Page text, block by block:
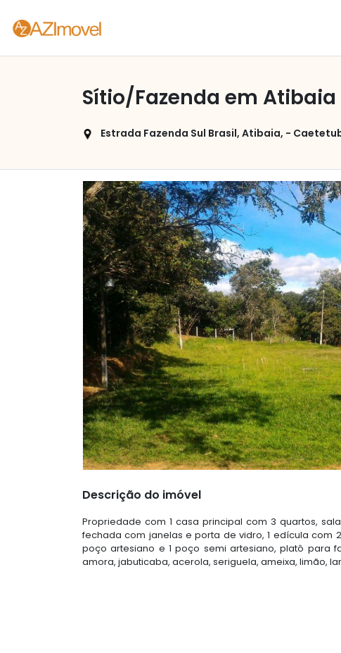
Sítio/Fazenda em
Estrada Fazenda Sul Brasil, Atibaia, -
Descrição do imóvel
Propriedade com 1 casa principal com 3 quartos,
fechada com janelas e porta de vidro, 1 edícula com
poço artesiano e 1 poço semi artesiano, platô para
amora, jabuticaba, acerola, seriguela, ameixa, limão,